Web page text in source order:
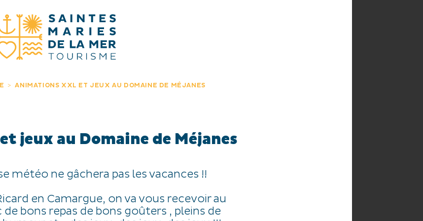
ANIMATIONS XXL ET JEUX AU DOMAINE DE MÉJANES
jeux au Domaine de Méjanes
météo ne gâchera pas les vacances !!
en Camargue, on va vous recevoir au
de bons repas ‍‍‍de bons goûters , pleins de